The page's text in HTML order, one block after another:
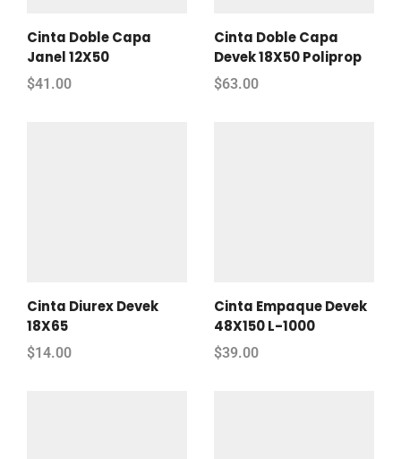
Cinta Doble Capa
Janel 12X50
$41.00
Cinta Doble Capa
Devek 18X50 Poliprop
$63.00
Cinta Diurex Devek
18X65
$14.00
Cinta Empaque Devek
48X150 L-1000
$39.00